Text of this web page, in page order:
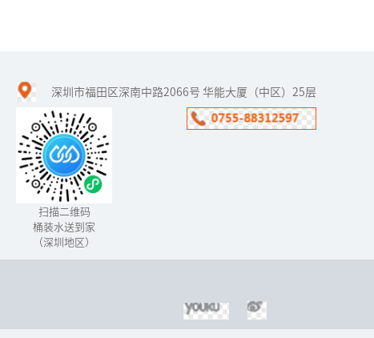
自21世纪以来，“黑科
技”从以往的幻想到如今
的普及，各种黑科技产
品“扑面而来”，黑科
技“空气制水机​”的出现
就深深的打动...
深圳市福田区深南中路2066号 华能大厦（中区）25层
扫描二维码
桶装水送到家
（深圳地区）